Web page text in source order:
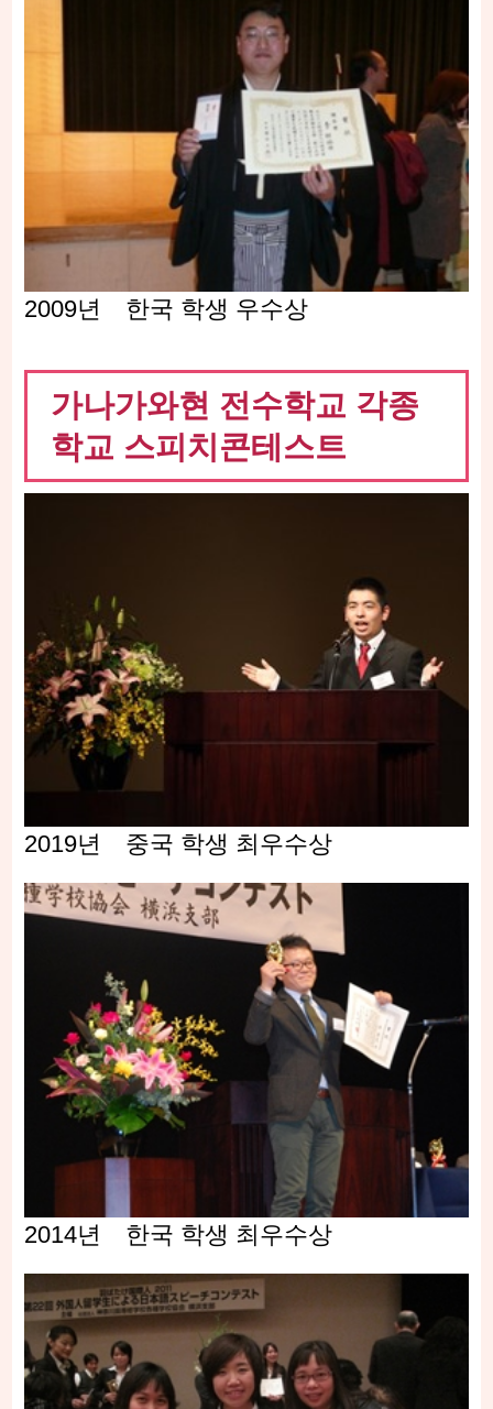
2009년 한국 학생 우수상
가나가와현 전수학교 각종
학교 스피치콘테스트
2019년 중국 학생 최우수상
2014년 한국 학생 최우수상